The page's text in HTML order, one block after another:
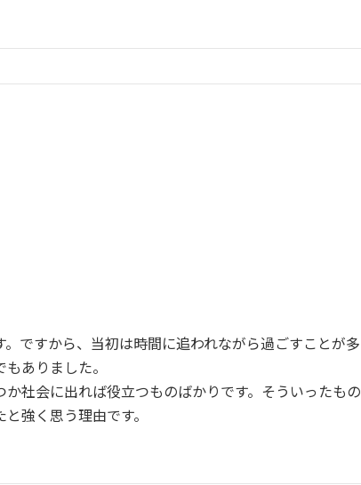
ですから、当初は時間に追われながら過ごすことが
ありました。
社会に出れば役立つものばかりです。そういったも
強く思う理由です。